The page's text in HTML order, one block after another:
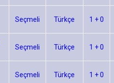
Seçmeli Türkçe 1 + 0
Seçmeli Türkçe 1 + 0
Seçmeli Türkçe 1 + 0